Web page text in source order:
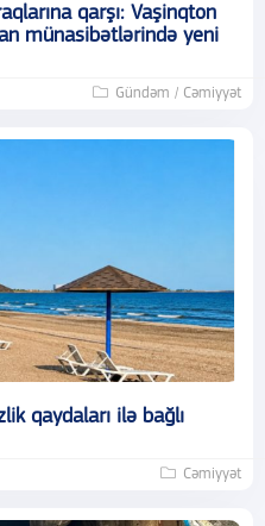
qarşı: Vaşinqton
münasibətlərində yeni
Gündəm / Cəmiyyət
qaydaları ilə bağlı
Cəmiyyət